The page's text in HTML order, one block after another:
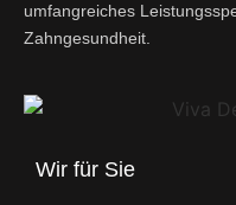
umfangreiches
Zahngesundheit.
Wir für Sie